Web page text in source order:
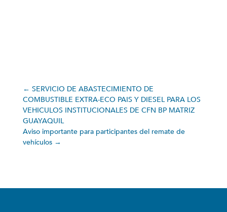
← SERVICIO DE ABASTECIMIENTO DE
COMBUSTIBLE EXTRA-ECO PAIS Y DIESEL PARA LOS
VEHICULOS INSTITUCIONALES DE CFN BP MATRIZ
GUAYAQUIL
Aviso importante para participantes del remate de
vehículos→